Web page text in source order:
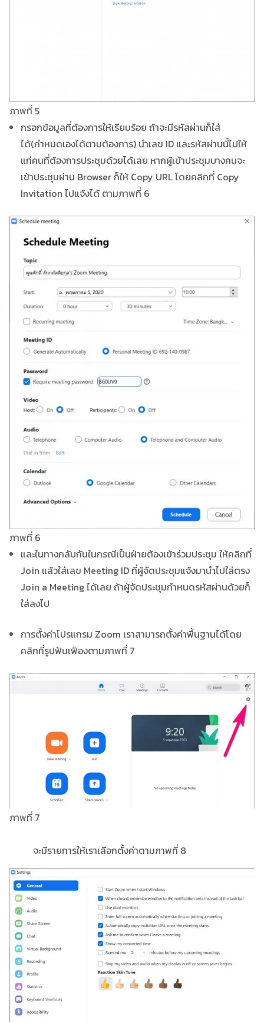
ภาพที่ 5
กรอกข้อมูลที่ต้องการให้เรียบร้อย ถ้าจะมีรหัสผ่านก็ใส่
ได้(กำหนดเองได้ตามต้องการ) นำเลข ID และรหัสผ่านนี้ไปให้
แก่คนที่ต้องการประชุมด้วยได้เลย หากผู้เข้าประชุมบางคนจะ
เข้าประชุมผ่าน Browser ก็ให้ Copy URL โดยคลิกที่ Copy
Invitation ไปแจ้งได้ ตามภาพที่ 6
ภาพที่ 6
และในทางกลับกันในกรณีเป็นฝ่ายต้องเข้าร่วมประชุม ให้คลิกที่
Join แล้วใส่เลข Meeting ID ที่ผู้จัดประชุมแจ้งมานำไปใส่ตรง
Join a Meeting ได้เลย ถ้าผู้จัดประชุมกำหนดรหัสผ่านด้วยก็
ใส่ลงไป
การตั้งค่าโปรแกรม Zoom เราสามารถตั้งค่าพื้นฐานได้โดย
คลิกที่รูปฟันเฟืองตามภาพที่ 7
ภาพที่ 7
จะมีรายการให้เราเลือกตั้งค่าตามภาพที่ 8